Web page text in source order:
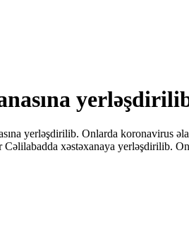
yerləşdirilib. Onlarda koronavirus
xəstəxanaya yerləşdirilib.